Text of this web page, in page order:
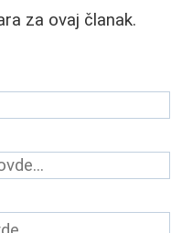
za ovaj članak.